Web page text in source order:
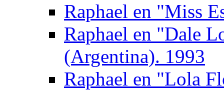
Raphael en "Miss
Raphael en "Dale
(Argentina). 1993
Raphael en "Lola